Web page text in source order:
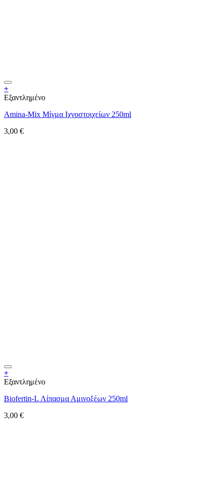
+
Εξαντλημένο
Amina-Mix Μίγμα Ιχνοστοιχείων 250ml
3,00 €
+
Εξαντλημένο
Biofertin-L Λίπασμα Αμινοξέων 250ml
3,00 €